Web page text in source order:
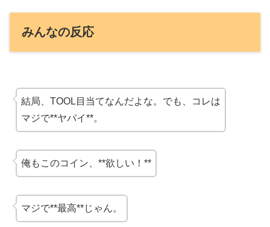
みんなの反応
結局、TOOL目当てなんだよな。でも、コレは
マジで**ヤバイ**。
俺もこのコイン、**欲しい！**
マジで**最高**じゃん。